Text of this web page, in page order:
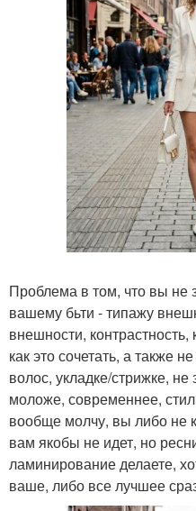
Проблема в том, что вы не
вашему бьти - типажу
внешности,
как это сочетать, а также
волос, укладке/стрижке, не
моложе, современнее,
вообще молчу, вы либо не
вам якобы не идет, но
ламинирование делаете,
ваше, либо все лучшее